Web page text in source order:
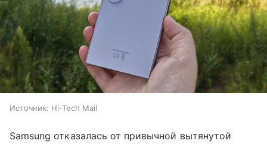
Источник: Hi-Tech Mail
Samsung отказалась от привычной вытянутой